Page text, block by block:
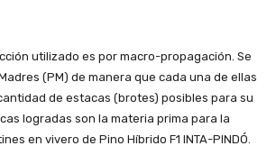
utilizado es por macro-propagación. Se
(PM) de manera que cada una de ellas
de estacas (brotes) posibles para su
logradas son la materia prima para la
en vivero de Pino Híbrido F1 INTA-PINDÓ.